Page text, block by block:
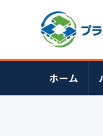
ホーム